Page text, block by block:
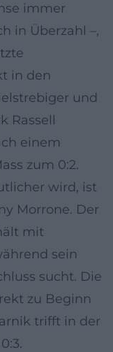
immer
in Überzahl –,
in den
und
Rassell
einem
zum 0:2.
wird, ist
Morrone. Der
mit
sein
sucht. Die
zu Beginn
trifft in der